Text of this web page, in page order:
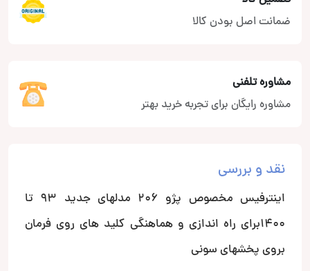
ضمانت اصل بودن کالا
مشاوره تلفنی
مشاوره رایگان برای تجربه خرید بهتر
نقد و بررسی
اینترفیس مخصوص پژو 206 مدلهای جدید 93 تا
1400برای راه اندازی و هماهنگی کلید های روی فرمان
بروی پخشهای سونی